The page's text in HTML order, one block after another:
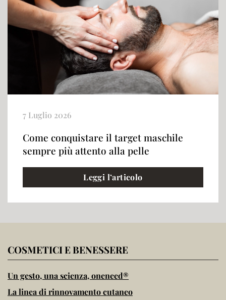
7 Luglio 2026
Come conquistare il target maschile
sempre più attento alla pelle
Leggi l’articolo
COSMETICI E BENESSERE
Un gesto, una scienza, oneneed®
La linea di rinnovamento cutaneo